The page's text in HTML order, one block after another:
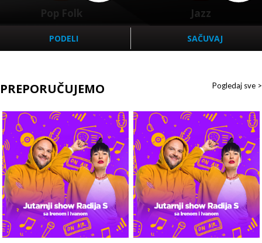
Pop Folk Jazz
PODELI SAČUVAJ
PREPORUČUJEMO Pogledaj sve >